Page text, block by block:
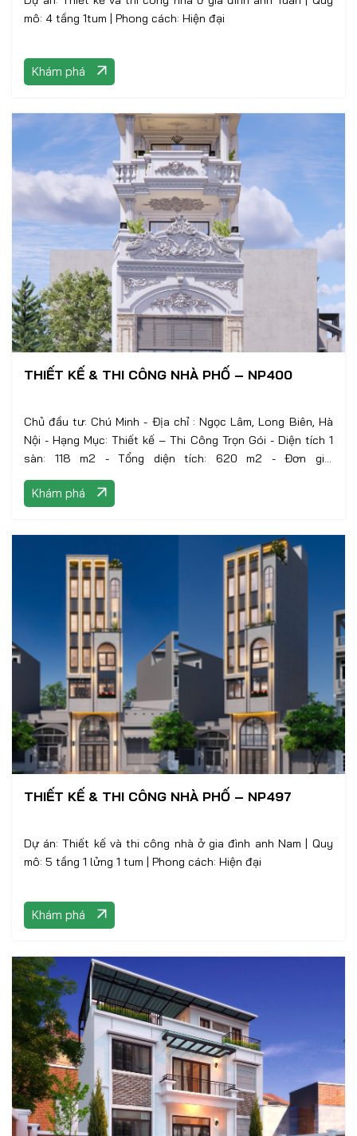
mô: 4 tầng 1tum | Phong cách: Hiện đại
Khám phá
THIẾT KẾ & THI CÔNG NHÀ PHỐ – NP400
Chủ đầu tư: Chú Minh - Địa chỉ : Ngọc Lâm, Long Biên, Hà
Nội - Hạng Mục: Thiết kế – Thi Công Trọn Gói - Diện tích 1
sàn: 118 m2 - Tổng diện tích: 620 m2 - Đơn giá:
Khám phá
THIẾT KẾ & THI CÔNG NHÀ PHỐ – NP497
Dự án: Thiết kế và thi công nhà ở gia đình anh Nam | Quy
mô: 5 tầng 1 lửng 1 tum | Phong cách: Hiện đại
Khám phá